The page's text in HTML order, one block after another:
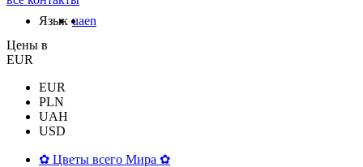
Язык uaen
Цены в
EUR
EUR
PLN
UAH
USD
✿ Цветы всего Мира ✿